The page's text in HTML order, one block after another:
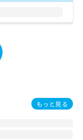
もっと見る